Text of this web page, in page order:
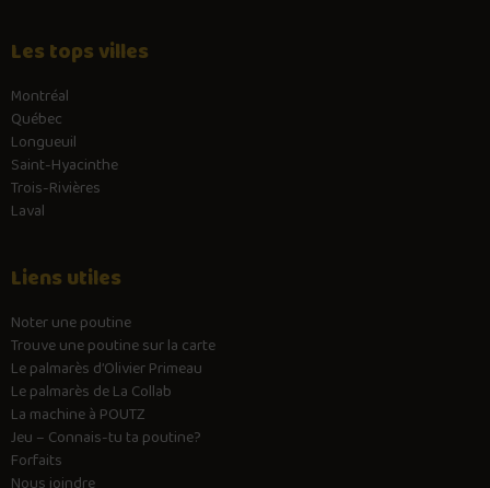
Les tops villes
Montréal
Québec
Longueuil
Saint-Hyacinthe
Trois-Rivières
Laval
Liens utiles
Noter une poutine
Trouve une poutine sur la carte
Le palmarès d’Olivier Primeau
Le palmarès de La Collab
La machine à POUTZ
Jeu – Connais-tu ta poutine?
Forfaits